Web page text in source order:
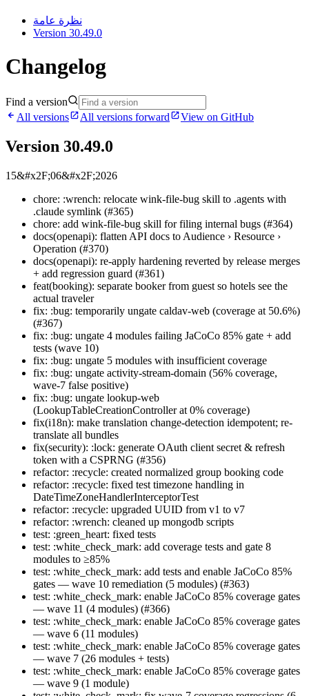
نظرة عامة
Version 30.49.0
Changelog
Find a version
All versions
All versions forward View on GitHub
Version 30.49.0
15‏&#x2F;06‏&#x2F;2026
chore: :wrench: relocate wink-file-bug skill to .agents with
.claude symlink (#365)
chore: add wink-file-bug skill for filing internal bugs (#364)
docs(openapi): flatten API docs to Audience › Resource ›
Operation (#370)
docs(openapi): re-apply hardening reverted by release merges
+ add regression guard (#361)
feat(booking): separate booker from guest so hotels see the
actual traveler
fix: :bug: temporarily ungate caldav-web (coverage at 50.6%)
(#367)
fix: :bug: ungate 4 modules failing JaCoCo 85% gate + add
tests (wave 10)
fix: :bug: ungate 5 modules with insufficient coverage
fix: :bug: ungate activity-stream-domain (56% coverage,
wave-7 false positive)
fix: :bug: ungate lookup-web
(LookupTableCreationController at 0% coverage)
fix(i18n): make translation change-detection idempotent; re-
translate all bundles
fix(security): :lock: generate OAuth client secret & refresh
token with a CSPRNG (#356)
refactor: :recycle: created normalized group booking code
refactor: :recycle: fixed test timezone handling in
DateTimeZoneHandlerInterceptorTest
refactor: :recycle: upgraded UUID from v1 to v7
refactor: :wrench: cleaned up mongodb scripts
test: :green_heart: fixed tests
test: :white_check_mark: add coverage tests and gate 8
modules to ≥85%
test: :white_check_mark: add tests and enable JaCoCo 85%
gates — wave 10 remediation (5 modules) (#363)
test: :white_check_mark: enable JaCoCo 85% coverage gates
— wave 11 (4 modules) (#366)
test: :white_check_mark: enable JaCoCo 85% coverage gates
— wave 6 (11 modules)
test: :white_check_mark: enable JaCoCo 85% coverage gates
— wave 7 (26 modules + tests)
test: :white_check_mark: enable JaCoCo 85% coverage gates
— wave 9 (1 module)